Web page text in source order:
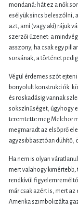
mondaná: hát ez a nők
esélyük sincs beleszólni,
azt, ami (vagy aki) rájuk
szerzői üzenet: a
asszony, ha csak egy
sorsának, a történet
Végül érdemes szót
bonyolult konstrukciók:
és roskadásig vannak
sokszínűséget, úgyhogy
teremtette meg Melchor
megmaradt az elsöprő
agyzsibbasztóan dühítő,
Ha nem is olyan
mert valahogy
rendkívül
már csak azért is, mert az
Amerika szimbolizálta